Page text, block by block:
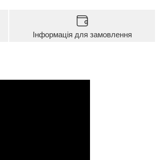
Інформація для замовлення